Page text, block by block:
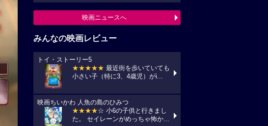
映画ニュースへ
みんなの映画レビュー
トイ・ストーリー5
★★★★★ 最近街を歩いていても
小さい子（特に3、4歳児）がi...
映画ちいかわ 人魚の島のひみつ
★★★★☆ 小6の子供と行きまし
た。 セイレーンがめっちゃ怖か...